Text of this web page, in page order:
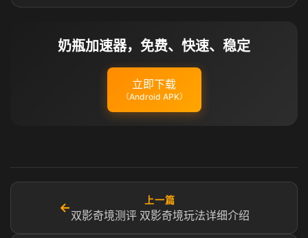
奶瓶加速器，免费、快速、稳定
立即下载
（Android APK）
←
上一篇
双影奇境测评 双影奇境玩法详细介绍